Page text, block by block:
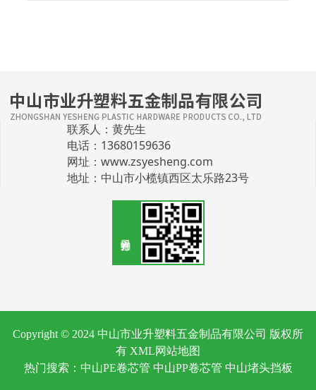
联系人：黄先生
电话：13680159636
网址： www.zsyesheng.com
地址：中山市小榄镇西区太乐路23号
Copyright © 2024 中山市业升塑料五金制品有限公司 版权所
有 XML网站地图
热门搜索： 中山PE卷芯管 中山PP卷芯管 中山堵头挡板